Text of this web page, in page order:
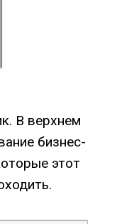
В верхнем
бизнес-
этот